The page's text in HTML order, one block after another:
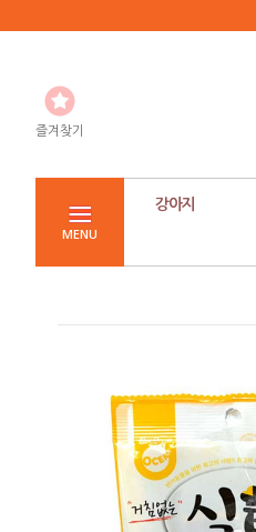
즐겨찾기
MENU
강아지